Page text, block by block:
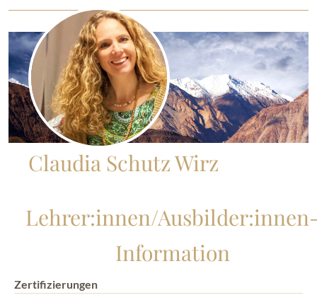
Claudia Schutz Wirz
Lehrer:innen/
Information
Zertifizierungen